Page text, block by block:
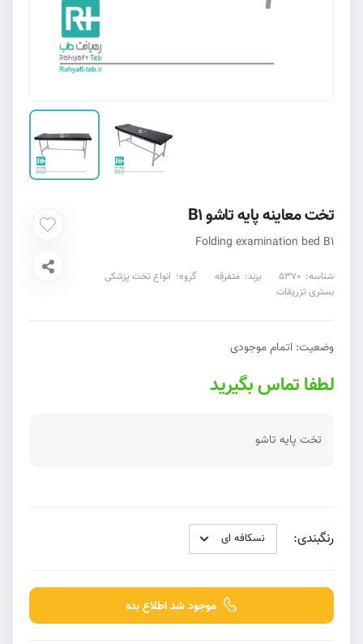
تخت معاینه پایه تاشو B1
Folding examination bed B1
شناسه: 5370 برند: متفرقه گروه: انواع تخت پزشکی
بستری تزریقات
وضعیت: اتمام موجودی
لطفا تماس بگیرید
تخت پایه تاشو
رنگبندی:
موجود شد اطلاع بده